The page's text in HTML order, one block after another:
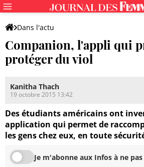
Dans l'actu
Companion, l'appli qui
protéger du viol
Kanitha Thach
19 octobre 2015 13:42
Des étudiants américains ont
application qui permet de
les gens chez eux, en toute
Je m'abonne aux Infos à ne